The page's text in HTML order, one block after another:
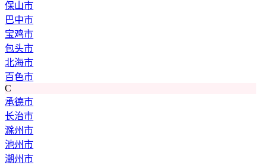
保山市
巴中市
宝鸡市
包头市
北海市
百色市
C
承德市
长治市
滁州市
池州市
潮州市